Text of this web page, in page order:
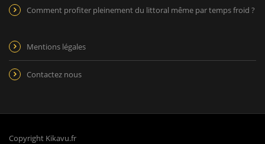
Comment profiter pleinement du littoral même par temps froid ?
Mentions légales
Contactez nous
Copyright Kikavu.fr